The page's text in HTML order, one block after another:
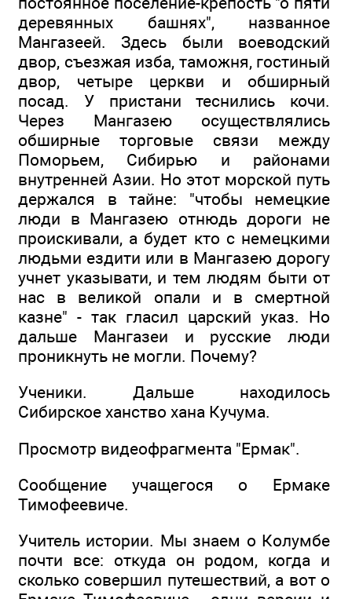
деревянных башнях", названное
Мангазеей. Здесь были воеводский
двор, съезжая изба, таможня, гостиный
двор, четыре церкви и обширный
посад. У пристани теснились кочи.
Через Мангазею осуществлялись
обширные торговые связи между
Поморьем, Сибирью и районами
внутренней Азии. Но этот морской путь
держался в тайне: "чтобы немецкие
люди в Мангазею отнюдь дороги не
проискивали, а будет кто с немецкими
людьми ездити или в Мангазею дорогу
учнет указывати, и тем людям быти от
нас в великой опали и в смертной
казне" - так гласил царский указ. Но
дальше Мангазеи и русские люди
проникнуть не могли. Почему?
Ученики. Дальше находилось
Сибирское ханство хана Кучума.
Просмотр видеофрагмента "Ермак".
Сообщение учащегося о Ермаке
Тимофеевиче.
Учитель истории. Мы знаем о Колумбе
почти все: откуда он родом, когда и
сколько совершил путешествий, а вот о